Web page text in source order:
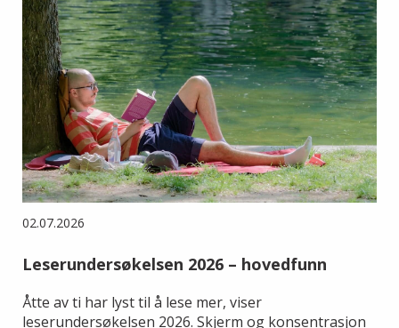
02.07.2026
Leserundersøkelsen 2026 – hovedfunn
Åtte av ti har lyst til å lese mer, viser
leserundersøkelsen 2026. Skjerm og konsentrasjon